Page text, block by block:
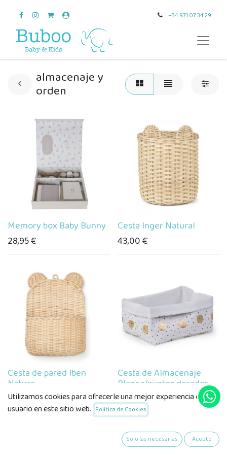
+34 971 07 34 29
almacenaje y
orden
Memory box Baby Bunny
28,95€
Cesta Inger Natural
43,00€
Cesta de pared Iben
Natura
44,00€
Cesta de Almacenaje
Blanco/puntos dorados
19,95€
Utilizamos cookies para ofrecerle una mejor experiencia de
usuario en este sitio web. Política de Cookies
Solo las necesarias Acepto